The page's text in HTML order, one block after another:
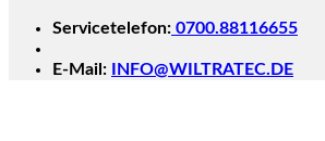
Servicetelefon: 0700.88116655
E-Mail: INFO@WILTRATEC.DE